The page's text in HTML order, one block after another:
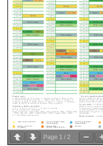
Page 1 / 2